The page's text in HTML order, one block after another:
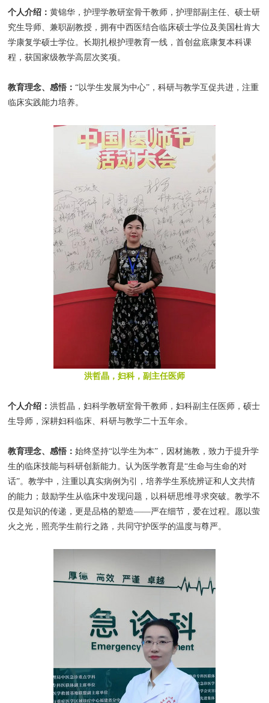
个人介绍：黄锦华，护理学教研室骨干教师，护理部副主任、硕士研
究生导师、兼职副教授，拥有中西医结合临床硕士学位及美国杜肯大
学康复学硕士学位。长期扎根护理教育一线，首创盆底康复本科课
程，获国家级教学高层次奖项。
教育理念、感悟：“以学生发展为中心”，科研与教学互促共进，注重
临床实践能力培养。
洪哲晶，妇科，副主任医师
个人介绍：洪哲晶，妇科学教研室骨干教师，妇科副主任医师，硕士
生导师，深耕妇科临床、科研与教学二十五年余。
教育理念、感悟：始终坚持“以学生为本”，因材施教，致力于提升学
生的临床技能与科研创新能力。认为医学教育是“生命与生命的对
话”。教学中，注重以真实病例为引，培养学生系统辨证和人文共情
的能力；鼓励学生从临床中发现问题，以科研思维寻求突破。教学不
仅是知识的传递，更是品格的塑造——严在细节，爱在过程。愿以萤
火之光，照亮学生前行之路，共同守护医学的温度与尊严。